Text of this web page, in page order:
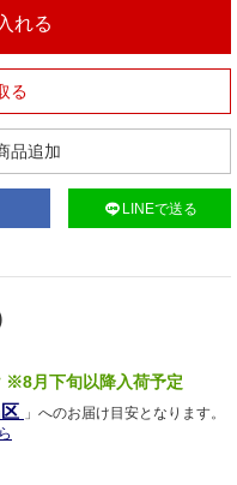
れる
る
品追加
LINEで送る
※8月下旬以降入荷予定
」へのお届け目安となります。